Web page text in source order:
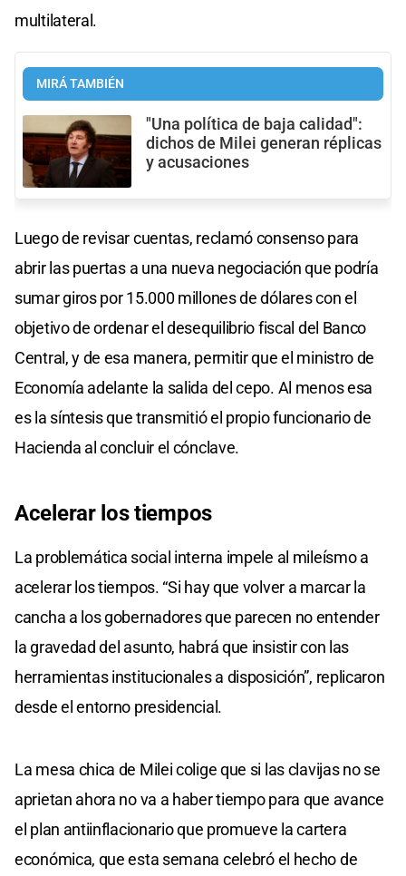
multilateral.
MIRÁ TAMBIÉN
"Una política de baja calidad":
dichos de Milei generan réplicas
y acusaciones
Luego de revisar cuentas, reclamó consenso para
abrir las puertas a una nueva negociación que podría
sumar giros por 15.000 millones de dólares con el
objetivo de ordenar el desequilibrio fiscal del Banco
Central, y de esa manera, permitir que el ministro de
Economía adelante la salida del cepo. Al menos esa
es la síntesis que transmitió el propio funcionario de
Hacienda al concluir el cónclave.
Acelerar los tiempos
La problemática social interna impele al mileísmo a
acelerar los tiempos. “Si hay que volver a marcar la
cancha a los gobernadores que parecen no entender
la gravedad del asunto, habrá que insistir con las
herramientas institucionales a disposición”, replicaron
desde el entorno presidencial.
La mesa chica de Milei colige que si las clavijas no se
aprietan ahora no va a haber tiempo para que avance
el plan antiinflacionario que promueve la cartera
económica, que esta semana celebró el hecho de